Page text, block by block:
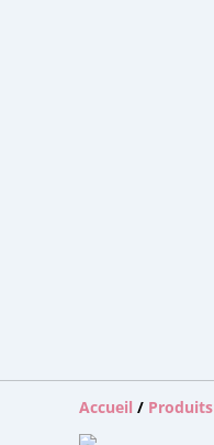
Accueil / Produits